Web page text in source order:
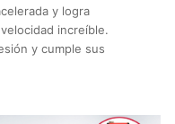
y logra
increíble.
y cumple sus